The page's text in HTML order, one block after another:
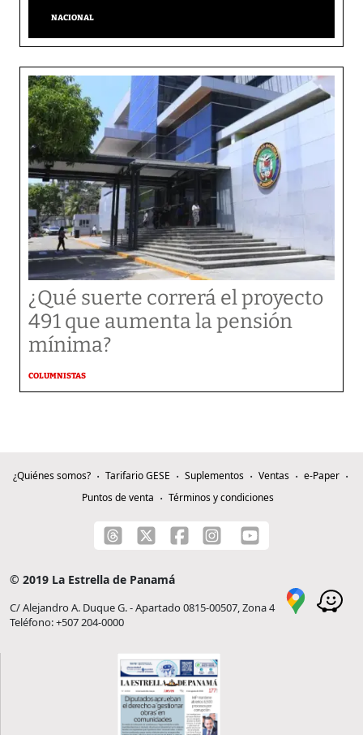
NACIONAL
¿Qué suerte correrá el proyecto
491 que aumenta la pensión
mínima?
COLUMNISTAS
¿Quiénes somos? Tarifario GESE Suplementos Ventas
e-Paper
Puntos de venta
Términos y condiciones
© 2019 La Estrella de Panamá
C/ Alejandro A. Duque G. - Apartado 0815-00507, Zona 4
Teléfono: +507 204-0000